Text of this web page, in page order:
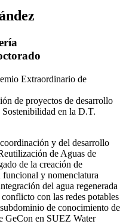
Extraordinario de
de proyectos de desarrollo
en la D.T.
y del desarrollo
de Aguas de
de la creación de
funcional y nomenclatura
del agua regenerada
con las redes potables
de conocimiento de
GeCon en SUEZ Water